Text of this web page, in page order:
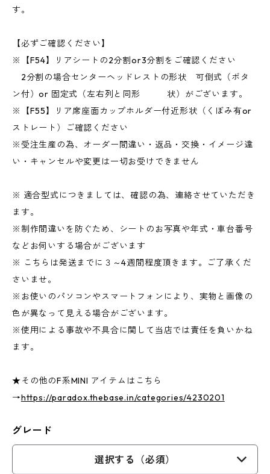
す。
【必ずご確認ください】
※【F54】リアシートの2分割or3分割をご確認ください
2分割の場合センターヘッドレストの形状 可倒式（ボタ
ン付）or 固定式（左右列と同形 状）がございます。
※【F55】リア席座面カップホルダー付近形状（くぼみ有or
ストレート）ご確認ください
※受注生産の為、オーダー間違い・返品・交換・イメージ違
い・キャンセルや変更は一切お受けできません
※ 適合型式につきましては、確認の為、連絡させていただき
ます。
※制作間違いを防ぐため、シートのお写真や年式・車台番号
などお伺いする場合がございます
※ こちらは発送までに３～4週間程度頂きます。ご了承くだ
さいませ。
※お使いのパソコンやスマートフォンにより、実物と画像の
色が異なって見える場合がございます。
※使用による事故や不具合に関して当店では責任を負いかね
ます。
★その他のF系MINI アイテムはこちら
→https://paradox.thebase.in/categories/4230201
グレード
選択する（必須）